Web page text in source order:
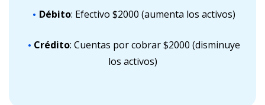
Débito: Efectivo $2000 (aumenta los activos)
Crédito: Cuentas por cobrar $2000 (disminuye
los activos)